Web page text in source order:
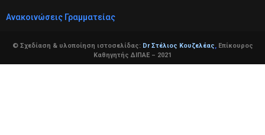
Ανακοινώσεις Γραμματείας
© Σχεδίαση & υλοποίηση ιστοσελίδας: Dr Στέλιος Κουζελέας,Επίκουρος
Καθηγητής ΔΙΠΑΕ – 2021